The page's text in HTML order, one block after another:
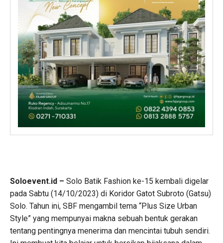
Soloevent.id – Solo Batik Fashion ke-15 kembali digelar
pada Sabtu (14/10/2023) di Koridor Gatot Subroto (Gatsu)
Solo. Tahun ini, SBF mengambil tema “Plus Size Urban
Style” yang mempunyai makna sebuah bentuk gerakan
tentang pentingnya menerima dan mencintai tubuh sendiri.